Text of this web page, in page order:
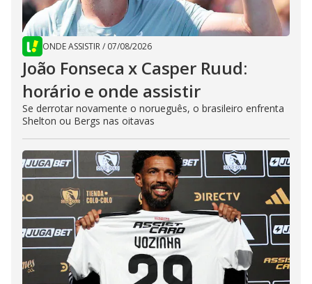
ONDE ASSISTIR/ 07/08/2026
João Fonseca x Casper Ruud:
horário e onde assistir
Se derrotar novamente o norueguês, o brasileiro enfrenta
Shelton ou Bergs nas oitavas